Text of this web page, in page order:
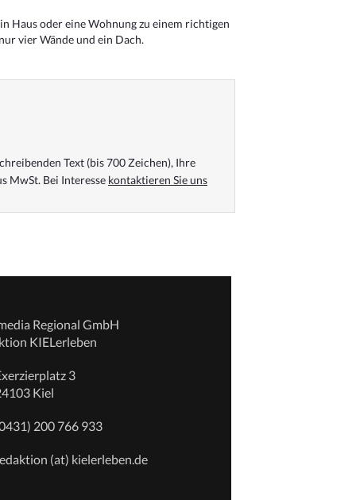
Haus oder eine Wohnung zu einem richtigen
vier Wände und ein Dach.
Text (bis 700 Zeichen), Ihre
MwSt. Bei Interesse kontaktieren Sie uns
Regional GmbH
KIELerleben
3
Kiel
200 766 933
(at) kielerleben.de